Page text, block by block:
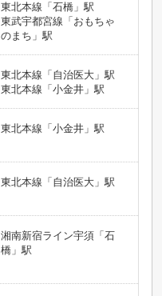
東北本線「石橋」駅
東武宇都宮線「おもちゃ
のまち」駅
東北本線「自治医大」駅
東北本線「小金井」駅
東北本線「小金井」駅
東北本線「自治医大」駅
湘南新宿ライン宇須「石
橋」駅